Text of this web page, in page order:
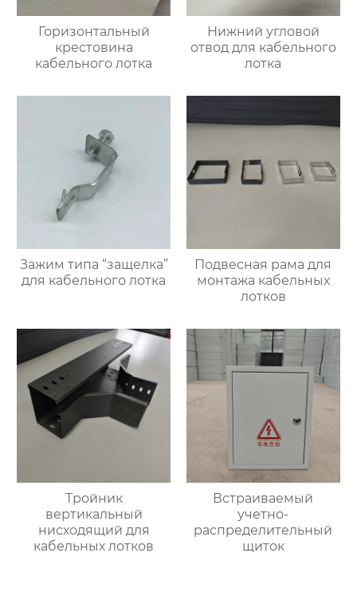
Горизонтальный
крестовина
кабельного лотка
Нижний угловой
отвод для кабельного
лотка
Зажим типа “защелка”
для кабельного лотка
Подвесная рама для
монтажа кабельных
лотков
Тройник
вертикальный
нисходящий для
кабельных лотков
Встраиваемый
учетно-
распределительный
щиток